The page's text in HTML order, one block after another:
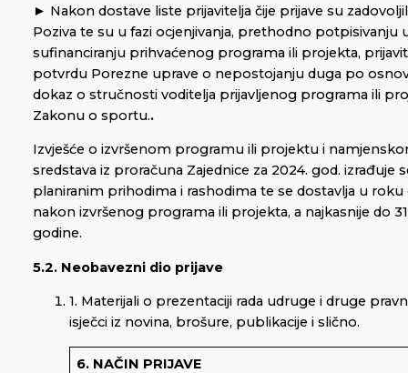
► Nakon dostave liste prijavitelja čije prijave su
Poziva te su u fazi ocjenjivanja, prethodno potpisivanju
sufinanciranju prihvaćenog programa ili projekta,
potvrdu Porezne uprave o nepostojanju duga po
dokaz o stručnosti voditelja prijavljenog programa ili
Zakonu o sportu..
Izvješće o izvršenom programu ili projektu i
sredstava iz proračuna Zajednice za 2024. god. izrađuje
planiranim prihodima i rashodima te se dostavlja u roku
nakon izvršenog programa ili projekta, a najkasnije do
godine.
5.2. Neobavezni dio prijave
1. Materijali o prezentaciji rada udruge i druge
isječci iz novina, brošure, publikacije i slično.
6. NAČIN PRIJAVE